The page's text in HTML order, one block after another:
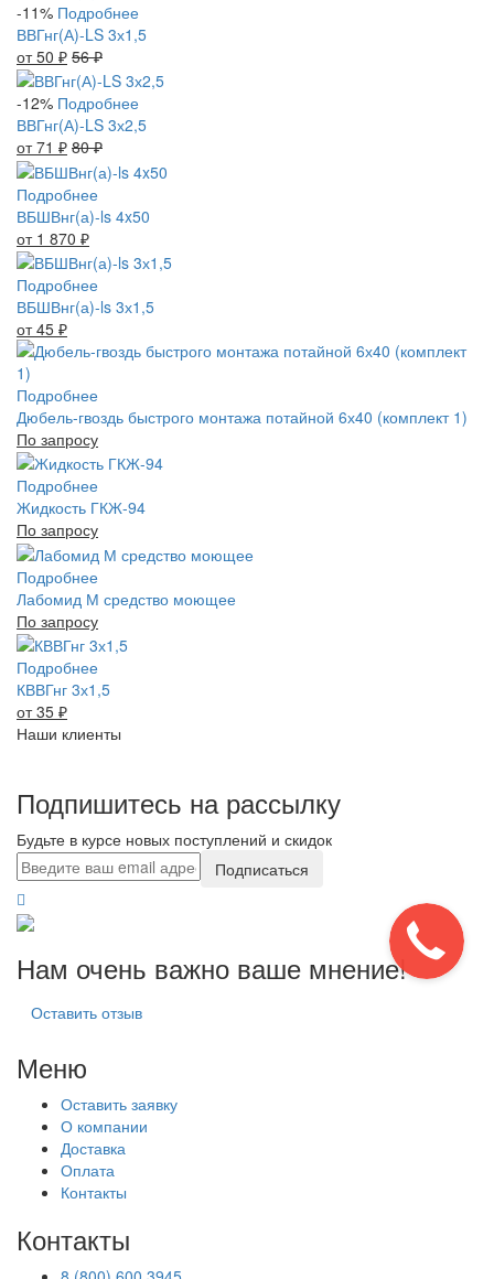
-11% Подробнее
ВВГнг(А)-LS 3х1,5
от 50 ₽ 56₽
-12% Подробнее
ВВГнг(А)-LS 3х2,5
от 71 ₽ 80₽
Подробнее
ВБШВнг(а)-ls 4x50
от 1 870 ₽
Подробнее
ВБШВнг(а)-ls 3х1,5
от 45 ₽
Подробнее
Дюбель-гвоздь быстрого монтажа потайной 6х40 (комплект 1)
По запросу
Подробнее
Жидкость ГКЖ-94
По запросу
Подробнее
Лабомид М средство моющее
По запросу
Подробнее
КВВГнг 3х1,5
от 35 ₽
Наши клиенты
Подпишитесь на рассылку
Будьте в курсе новых поступлений и скидок
Подписаться
Нам очень важно ваше мнение!
Оставить отзыв
Меню
Оставить заявку
О компании
Доставка
Оплата
Контакты
Контакты